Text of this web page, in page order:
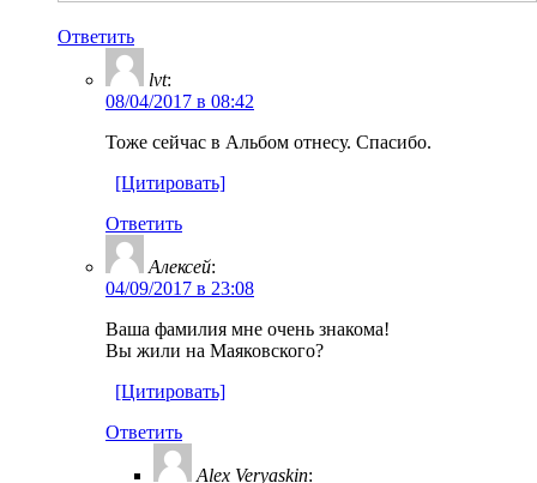
Ответить
lvt:
08/04/2017 в 08:42
Тоже сейчас в Альбом отнесу. Спасибо.
[Цитировать]
Ответить
Алексей:
04/09/2017 в 23:08
Ваша фамилия мне очень знакома!
Вы жили на Маяковского?
[Цитировать]
Ответить
Alex Veryaskin: